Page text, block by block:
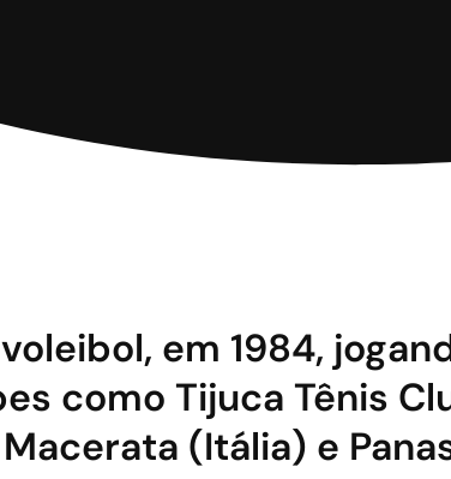
em 1984,
como Tijuca Tênis
(Itália) e